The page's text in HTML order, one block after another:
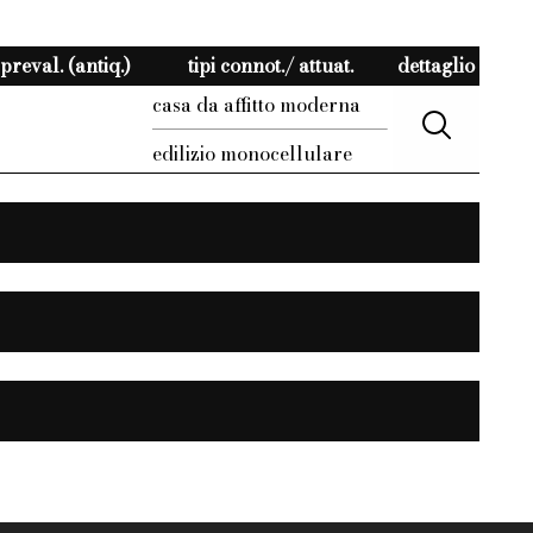
(antiq.) tipi connot./ attuat.
dettaglio
casa da affitto moderna
edilizio monocellulare